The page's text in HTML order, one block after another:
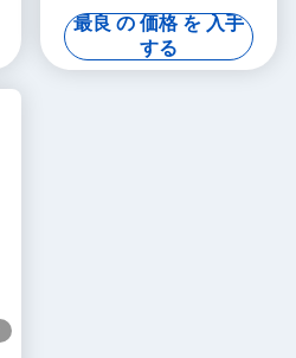
ら1600nmの幅広い放出波長
範囲
最良 の 価格 を 入手
する